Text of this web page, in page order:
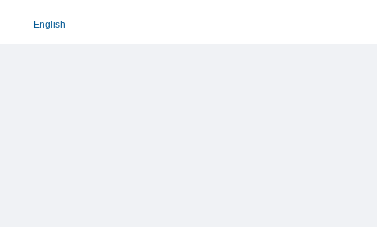
English